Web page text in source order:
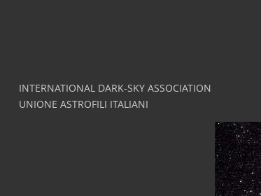
INTERNATIONAL DARK-SKY ASSOCIATION
UNIONE ASTROFILI ITALIANI